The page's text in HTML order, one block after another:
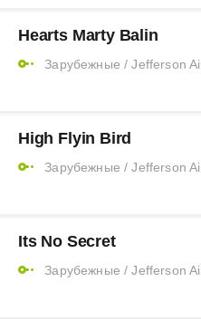
Hearts Marty Balin
Зарубежные /Jefferson
High Flyin Bird
Зарубежные /Jefferson
Its No Secret
Зарубежные /Jefferson